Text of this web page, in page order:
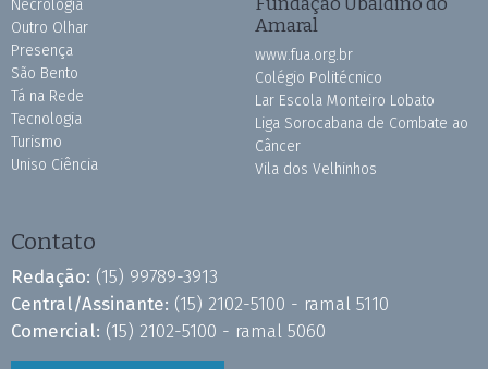
Necrologia
Outro Olhar
Presença
São Bento
Tá na Rede
Tecnologia
Turismo
Uniso Ciência
Amaral
www.fua.org.br
Colégio Politécnico
Lar Escola Monteiro Lobato
Liga Sorocabana de Combate ao
Câncer
Vila dos Velhinhos
Contato
Redação: (15) 99789-3913
Central/Assinante: (15) 2102-5100 - ramal 5110
Comercial: (15) 2102-5100 - ramal 5060